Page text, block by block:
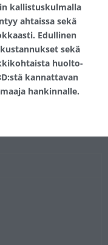
kallistuskulmalla
ahtaissa sekä
Edullinen
sekä
huolto-
kannattavan
hankinnalle.